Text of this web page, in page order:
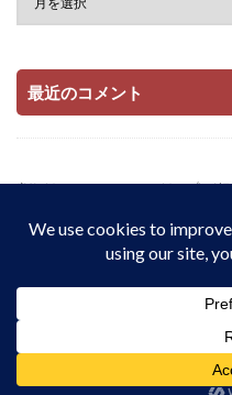
最近のコメント
当サイトはAmazonアソシエイト・プログ
配当とインデ
録 | 在宅・実家暮らし